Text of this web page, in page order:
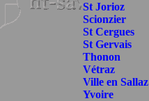
St Jorioz
Scionzier
St Cergues
St Gervais
Thonon
Vétraz
Ville en Sallaz
Yvoire